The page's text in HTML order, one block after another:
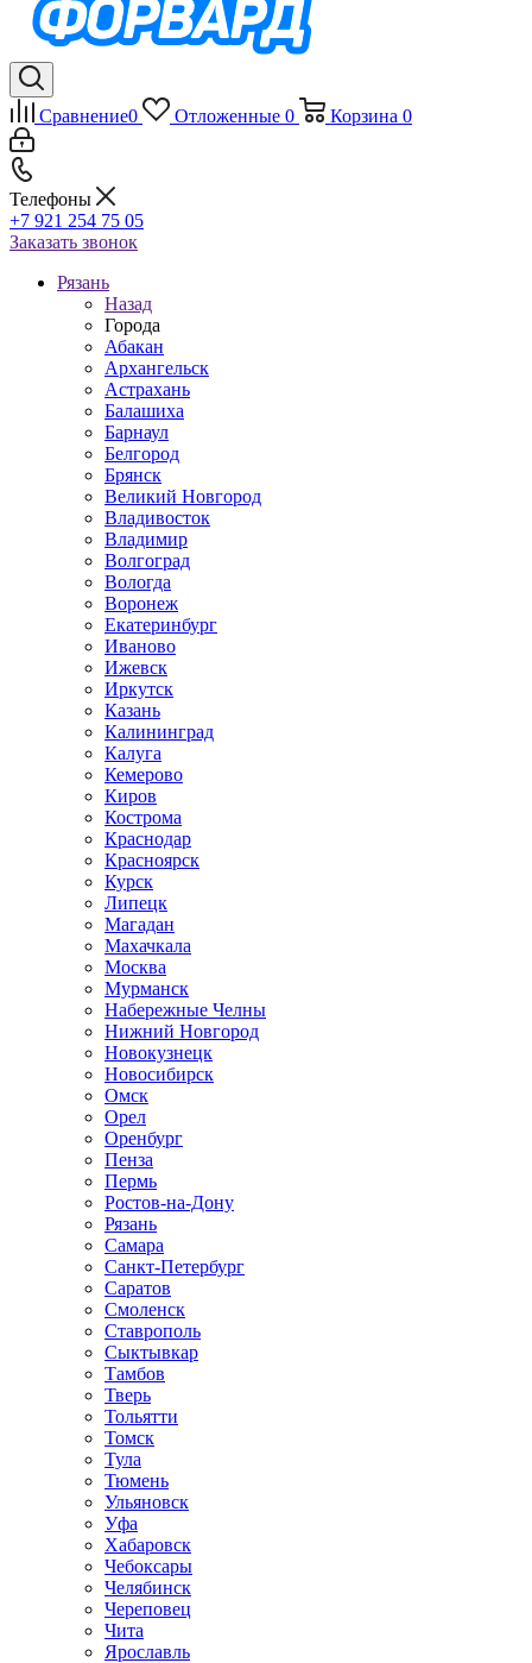
Сравнение0 Отложенные 0 Корзина 0
Телефоны
+7 921 254 75 05
Заказать звонок
Рязань
Назад
Города
Абакан
Архангельск
Астрахань
Балашиха
Барнаул
Белгород
Брянск
Великий Новгород
Владивосток
Владимир
Волгоград
Вологда
Воронеж
Екатеринбург
Иваново
Ижевск
Иркутск
Казань
Калининград
Калуга
Кемерово
Киров
Кострома
Краснодар
Красноярск
Курск
Липецк
Магадан
Махачкала
Москва
Мурманск
Набережные Челны
Нижний Новгород
Новокузнецк
Новосибирск
Омск
Орел
Оренбург
Пенза
Пермь
Ростов-на-Дону
Рязань
Самара
Санкт-Петербург
Саратов
Смоленск
Ставрополь
Сыктывкар
Тамбов
Тверь
Тольятти
Томск
Тула
Тюмень
Ульяновск
Уфа
Хабаровск
Чебоксары
Челябинск
Череповец
Чита
Ярославль